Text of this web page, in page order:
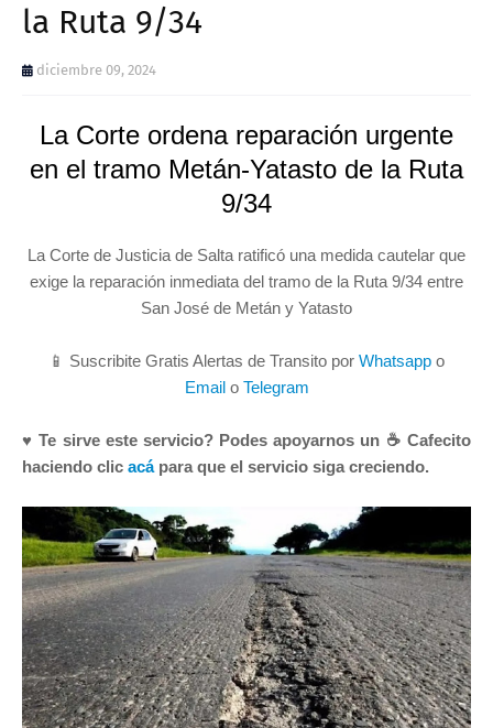
la Ruta 9/34
diciembre 09, 2024
La Corte ordena reparación urgente
en el tramo Metán-Yatasto de la Ruta
9/34
La Corte de Justicia de Salta ratificó una medida cautelar que
exige la reparación inmediata del tramo de la Ruta 9/34 entre
San José de Metán y Yatasto
📱 Suscribite Gratis Alertas de Transito por Whatsapp o
Emailo Telegram
♥ Te sirve este servicio? Podes apoyarnos un ☕ Cafecito
haciendo clic acápara que el servicio siga creciendo.